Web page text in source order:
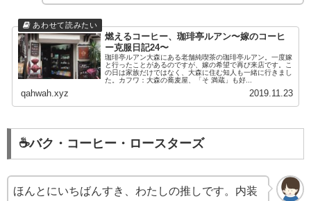
燃えるコーヒー、珈琲亭ルアン〜嫁のコーヒ
ー克服日記24〜
珈琲亭ルアン大森にある老舗純喫茶の珈琲亭ルアン。一度嫁
と行ったことがあるのですが、嫁の希望で再び来店です。こ
の日は家族だけではなく、大森に住む知人も一緒に行きまし
た。カフワ：大森の蕎麦屋、「そ 満蔵」も好...
qahwah.xyz 2019.11.23
☕️バク・コーヒー・ロースターズ
ほんとにいちばんすき、わたしの推しです。内装